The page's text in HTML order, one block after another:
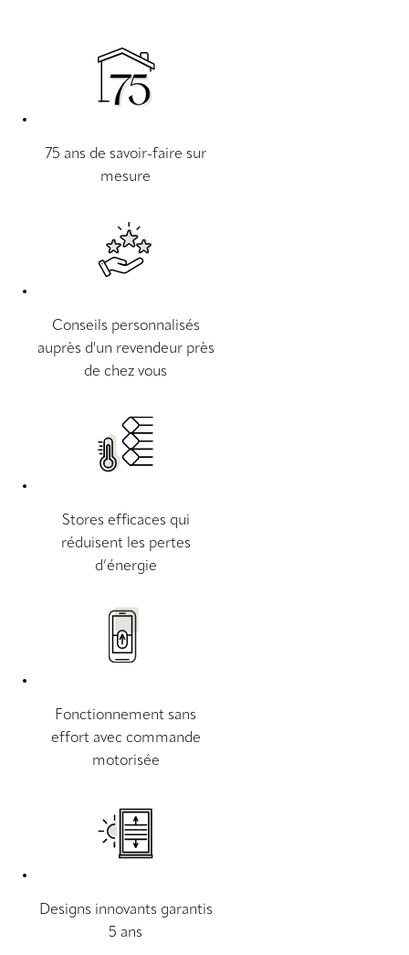
75 ans de savoir-faire sur
mesure
Conseils personnalisés
auprès d'un revendeur près
de chez vous
Stores efficaces qui
réduisent les pertes
d’énergie
Fonctionnement sans
effort avec commande
motorisée
Designs innovants garantis
5 ans